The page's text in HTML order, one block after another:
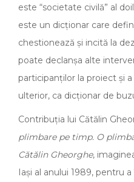
este “societate civilă” al
este un dicționar care
chestionează și incită la
poate declanșa alte
participanților la proiect și
ulterior, ca dicționar de
Contribuția lui Cătălin
plimbare pe timp. O
Cătălin Gheorghe,
Iași al anului 1989, pentru